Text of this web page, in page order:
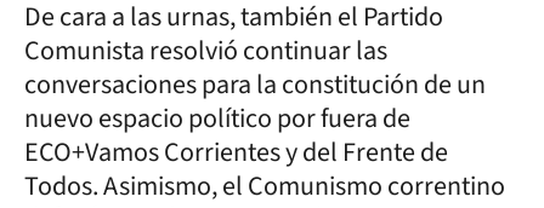
De cara a las urnas, también el Partido
Comunista resolvió continuar las
conversaciones para la constitución de un
nuevo espacio político por fuera de
ECO+Vamos Corrientes y del Frente de
Todos. Asimismo, el Comunismo correntino